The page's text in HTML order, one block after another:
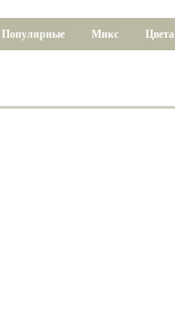
Популярные Микс Цвета